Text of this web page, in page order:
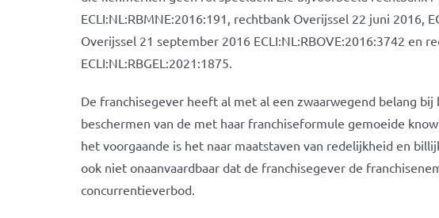
ECLI:NL:RBMNE:2016:191, rechtbank Overijssel 22 juni 2016,
Overijssel 21 september 2016 ECLI:NL:RBOVE:2016:3742 en
ECLI:NL:RBGEL:2021:1875.
De franchisegever heeft al met al een zwaarwegend belang
beschermen van de met haar franchiseformule gemoeide
het voorgaande is het naar maatstaven van redelijkheid en
ook niet onaanvaardbaar dat de franchisegever de
concurrentieverbod.